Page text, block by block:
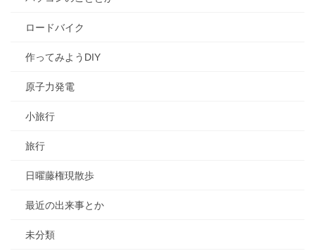
ロードバイク
作ってみようDIY
原子力発電
小旅行
旅行
日曜藤権現散歩
最近の出来事とか
未分類